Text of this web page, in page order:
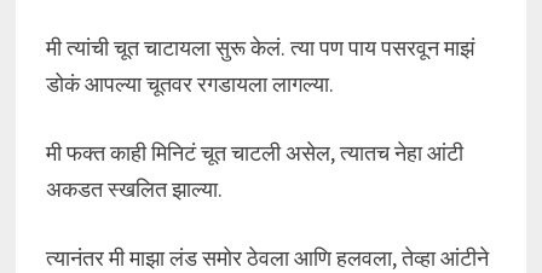
मी त्यांची चूत चाटायला सुरू केलं. त्या पण पाय पसरवून माझं
डोकं आपल्या चूतवर रगडायला लागल्या.
मी फक्त काही मिनिटं चूत चाटली असेल, त्यातच नेहा आंटी
अकडत स्खलित झाल्या.
त्यानंतर मी माझा लंड समोर ठेवला आणि हलवला, तेव्हा आंटीने